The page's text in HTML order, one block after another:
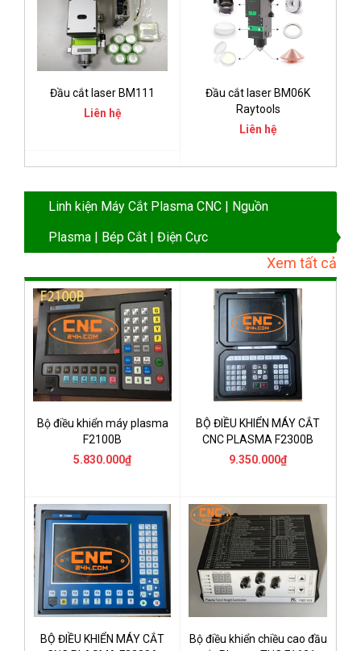
Đầu cắt laser BM111
Liên hệ
Đầu cắt laser BM06K
Raytools
Liên hệ
Linh kiện Máy Cắt Plasma CNC | Nguồn
Plasma | Bép Cắt | Điện Cực
Xem tất cả
Bộ điều khiển máy plasma
F2100B
5.830.000₫
BỘ ĐIỀU KHIỂN MÁY CẮT
CNC PLASMA F2300B
9.350.000₫
BỘ ĐIỀU KHIỂN MÁY CẮT
Bộ điều khiển chiều cao đầu